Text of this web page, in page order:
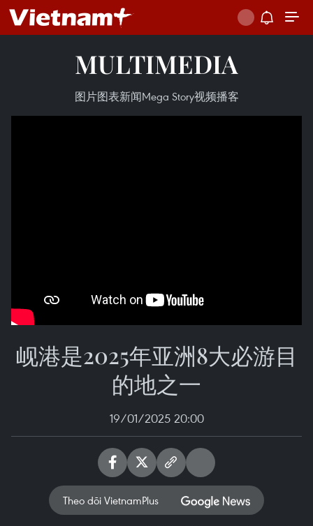
MULTIMEDIA
图片图表新闻Mega Story视频播客
岘港是2025年亚洲8大必游目
的地之一
19/01/2025 20:00
Theo dõi VietnamPlus